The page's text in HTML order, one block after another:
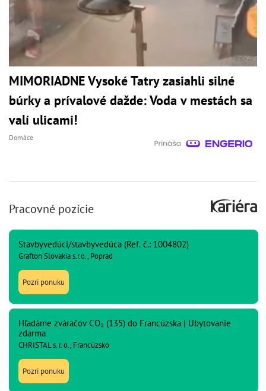
MIMORIADNE Vysoké Tatry zasiahli silné
búrky a prívalové dažde: Voda v mestách sa
valí ulicami!
Domáce
Pracovné pozície
Stavbyvedúci/stavbyvedúca (Ref. č.: 1004802)
Grafton Slovakia s.r.o., Poprad
Pozri ponuku
Hľadáme zváračov CO₂ (135) do Francúzska | Ubytovanie
zdarma
CHRISTAL s. r. o., Francúzsko
Pozri ponuku